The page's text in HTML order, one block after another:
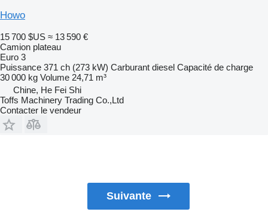
Howo
15 700 $US ≈ 13 590 €
Camion plateau
Euro 3
Puissance 371 ch (273 kW) Carburant diesel Capacité de charge
30 000 kg Volume 24,71 m³
Chine, He Fei Shi
Toffs Machinery Trading Co.,Ltd
Contacter le vendeur
Suivante